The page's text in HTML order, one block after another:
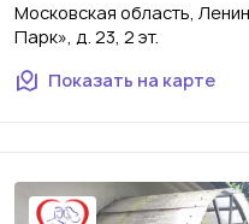
Московская область,
Парк», д. 23, 2 эт.
Показать на карте